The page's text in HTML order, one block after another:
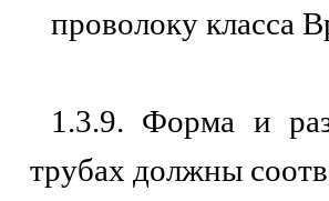
проволоку класса
1.3.9. Форма и
трубах должны